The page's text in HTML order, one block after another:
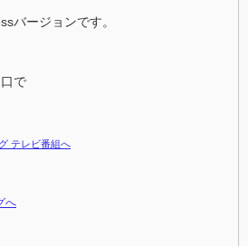
バージョンです。
で
へ